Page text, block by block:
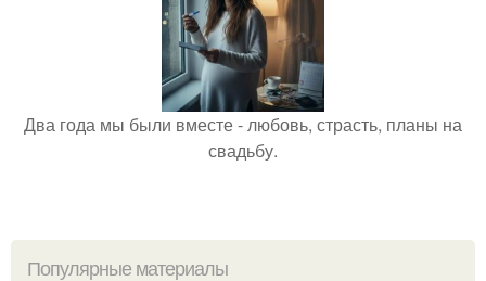
Два года мы были вместе - любовь, страсть, планы на
свадьбу.
Популярные материалы